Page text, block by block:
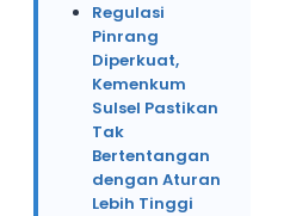
Regulasi
Pinrang
Diperkuat,
Kemenkum
Sulsel Pastikan
Tak
Bertentangan
dengan Aturan
Lebih Tinggi